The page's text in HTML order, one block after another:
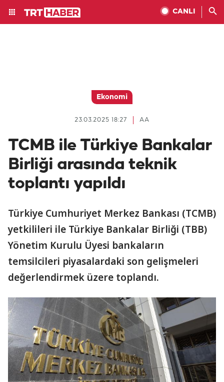
CANLI
Ekonomi
AA
23.03.2025 18:27
TCMB ile Türkiye Bankalar
Birliği arasında teknik
toplantı yapıldı
Türkiye Cumhuriyet Merkez Bankası (TCMB)
yetkilileri ile Türkiye Bankalar Birliği (TBB)
Yönetim Kurulu Üyesi bankaların
temsilcileri piyasalardaki son gelişmeleri
değerlendirmek üzere toplandı.